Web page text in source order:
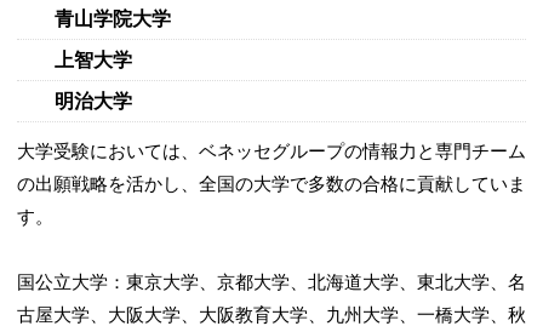
青山学院大学
上智大学
明治大学
大学受験においては、ベネッセグループの情報力と専門チーム
の出願戦略を活かし、全国の大学で多数の合格に貢献していま
す。
国公立大学：東京大学、京都大学、北海道大学、東北大学、名
古屋大学、大阪大学、大阪教育大学、九州大学、一橋大学、秋